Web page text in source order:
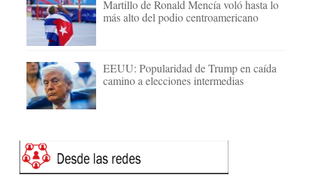
Martillo de Ronald Mencía voló hasta lo
más alto del podio centroamericano
EEUU: Popularidad de Trump en caída
camino a elecciones intermedias